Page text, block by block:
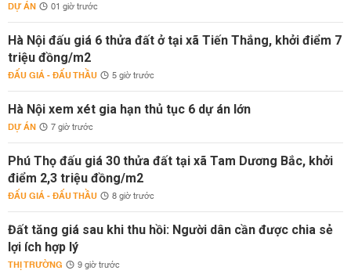
DỰ ÁN 01 giờ trước
Hà Nội đấu giá 6 thửa đất ở tại xã Tiến Thắng, khởi điểm 7
triệu đồng/m2
ĐẤU GIÁ - ĐẤU THẦU 5 giờ trước
Hà Nội xem xét gia hạn thủ tục 6 dự án lớn
DỰ ÁN 7 giờ trước
Phú Thọ đấu giá 30 thửa đất tại xã Tam Dương Bắc, khởi
điểm 2,3 triệu đồng/m2
ĐẤU GIÁ - ĐẤU THẦU 8 giờ trước
Đất tăng giá sau khi thu hồi: Người dân cần được chia sẻ
lợi ích hợp lý
THỊ TRƯỜNG 9 giờ trước